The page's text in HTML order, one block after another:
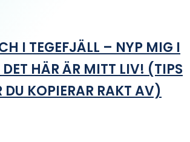
I TEGEFJÄLL – NYP MIG I
HÄR ÄR MITT LIV! (TIPS
DU KOPIERAR RAKT AV)